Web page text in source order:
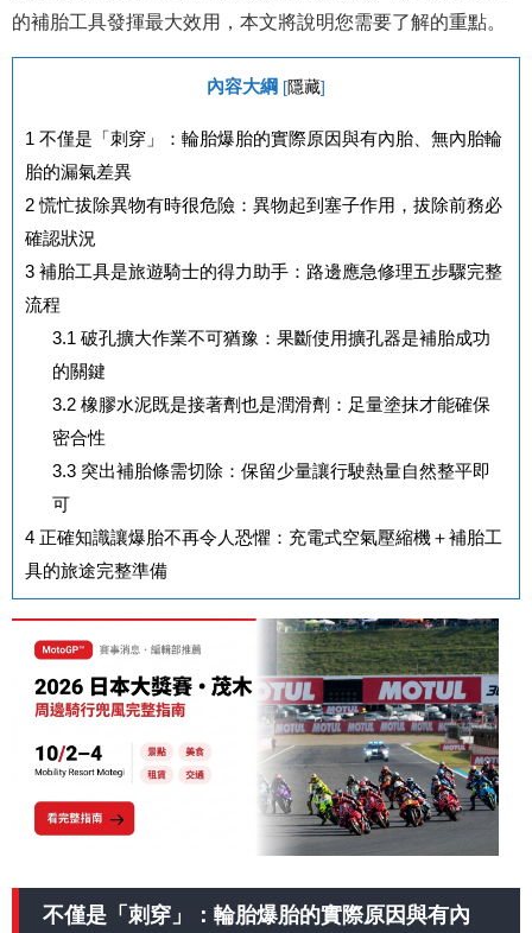
的補胎工具發揮最大效用，本文將說明您需要了解的重點。
內容大綱 [隱藏]
1 不僅是「刺穿」：輪胎爆胎的實際原因與有內胎、無內胎輪
胎的漏氣差異
2 慌忙拔除異物有時很危險：異物起到塞子作用，拔除前務必
確認狀況
3 補胎工具是旅遊騎士的得力助手：路邊應急修理五步驟完整
流程
3.1 破孔擴大作業不可猶豫：果斷使用擴孔器是補胎成功
的關鍵
3.2橡膠水泥既是接著劑也是潤滑劑：足量塗抹才能確保
密合性
3.3突出補胎條需切除：保留少量讓行駛熱量自然整平即
可
4 正確知識讓爆胎不再令人恐懼：充電式空氣壓縮機＋補胎工
具的旅途完整準備
不僅是「刺穿」：輪胎爆胎的實際原因與有內